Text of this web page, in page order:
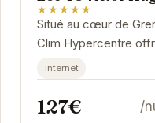
★★★★★
Situé au cœur de
Clim Hypercentre
et confortable. Idéal
internet
127€ /